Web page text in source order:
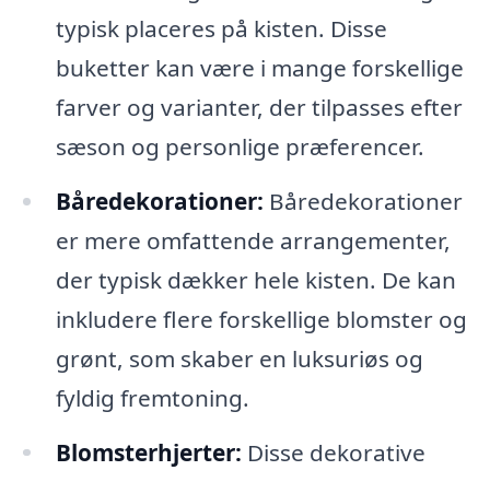
typisk placeres på kisten. Disse
buketter kan være i mange forskellige
farver og varianter, der tilpasses efter
sæson og personlige præferencer.
Båredekorationer: Båredekorationer
er mere omfattende arrangementer,
der typisk dækker hele kisten. De kan
inkludere flere forskellige blomster og
grønt, som skaber en luksuriøs og
fyldig fremtoning.
Blomsterhjerter: Disse dekorative